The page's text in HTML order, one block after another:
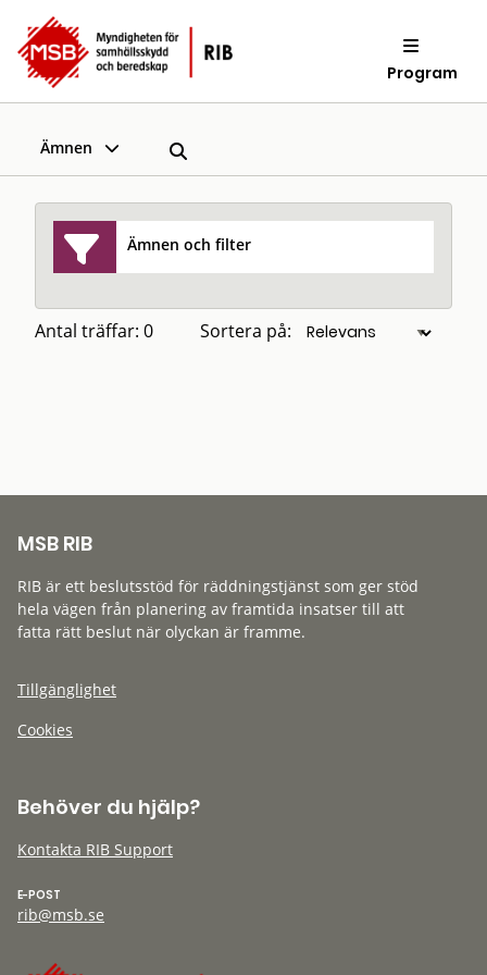
Program
Ämnen
Ämnen och filter
Antal träffar: 0 Sortera på:
MSB RIB
RIB är ett beslutsstöd för räddningstjänst som ger stöd
hela vägen från planering av framtida insatser till att
fatta rätt beslut när olyckan är framme.
Tillgänglighet
Cookies
Behöver du hjälp?
Kontakta RIB Support
E-POST
rib@msb.se